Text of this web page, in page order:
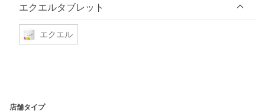
エクエルタブレット
エクエル
店舗タイプ